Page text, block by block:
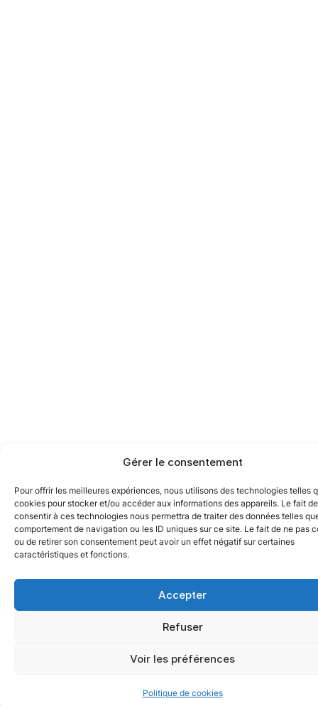
Gérer le consentement
Pour offrir les meilleures expériences, nous utilisons des technologies telles
cookies pour stocker et/ou accéder aux informations des appareils. Le fait de
consentir à ces technologies nous permettra de traiter des données telles
comportement de navigation ou les ID uniques sur ce site. Le fait de ne pas
ou de retirer son consentement peut avoir un effet négatif sur certaines
caractéristiques et fonctions.
Accepter
Refuser
Voir les préférences
Politique de cookies